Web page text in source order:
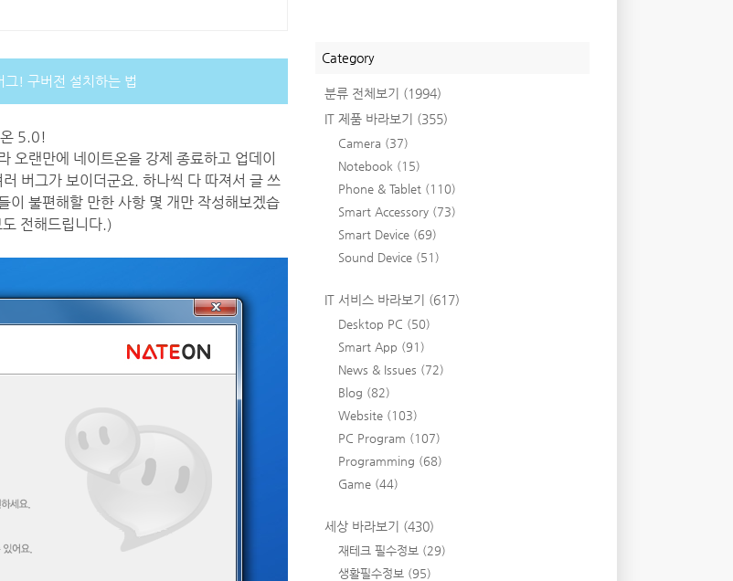
Category
분류 전체보기 (1994)
IT 제품 바라보기 (355)
Camera (37)
Notebook (15)
Phone & Tablet (110)
Smart Accessory (73)
Smart Device (69)
Sound Device (51)
IT 서비스 바라보기 (617)
Desktop PC (50)
Smart App (91)
News & Issues (72)
Blog (82)
Website (103)
PC Program (107)
Programming (68)
Game (44)
세상 바라보기 (430)
재테크 필수정보 (29)
생활필수정보 (95)
! 구버전 설치하는 법
5.0!
오랜만에 네이트온을 강제 종료하고 업데이
버그가 보이더군요. 하나씩 다 따져서 글 쓰
이 불편해할 만한 사항 몇 개만 작성해보겠습
전해드립니다.)